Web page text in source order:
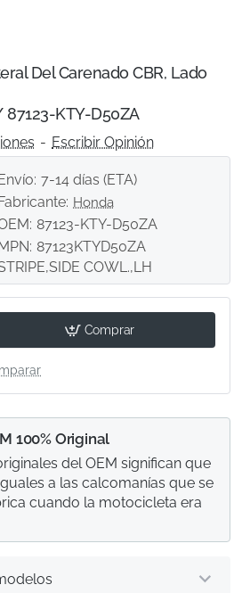
Del Carenado CBR, Lado
87123-KTY-D50ZA
- Escribir Opinión
Envío: 7-14 días (ETA)
Fabricante: Honda
87123-KTY-D50ZA
MPN: 87123KTYD50ZA
COWL.,LH
Comprar
100% Original
del OEM significan que
a las calcomanías que se
cuando la motocicleta era